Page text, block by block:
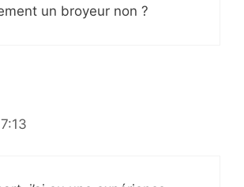
un broyeur non ?